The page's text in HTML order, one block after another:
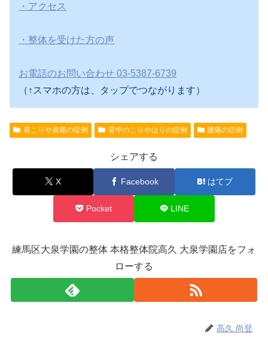
・アクセス
・整体を受けた方の声
お電話のお問い合わせ 03-5387-6739
（↑スマホの方は、タップでつながります）
肩こりや肩痛の症例 背中のこりやはりの症例 腰痛の症例
シェアする
X Facebook はてブ
Pocket LINE
練馬区大泉学園の整体 本格整体院高久 大泉学園店をフォ
ローする
高久 尚登